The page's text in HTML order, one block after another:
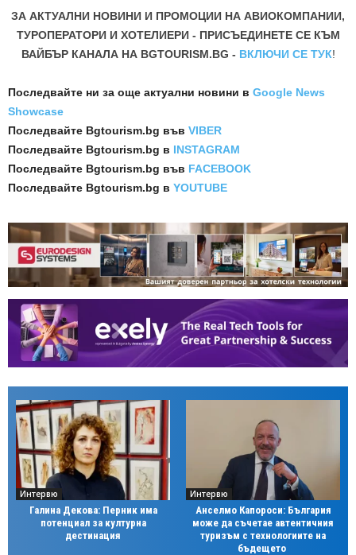
ЗА АКТУАЛНИ НОВИНИ И ПРОМОЦИИ НА АВИОКОМПАНИИ,
ТУРОПЕРАТОРИ И ХОТЕЛИЕРИ - ПРИСЪЕДИНЕТЕ СЕ КЪМ
ВАЙБЪР КАНАЛА НА BGTOURISM.BG - ВКЛЮЧИ СЕ ТУК!
Последвайте ни за още актуални новини в Google News
Showcase
Последвайте Bgtourism.bg във VIBER
Последвайте Bgtourism.bg в INSTAGRAM
Последвайте Bgtourism.bg във FACEBOOK
Последвайте Bgtourism.bg в YOUTUBE
Интервю
Галина Декова: Перник има
потенциал за културна
дестинация
Интервю
Анселмо Капороси: България
може да съчетае автентичния
туризъм с технологиите на
бъдещето